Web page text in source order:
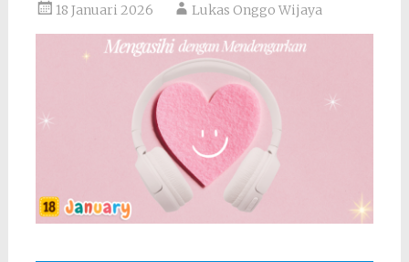
18 Januari 2026 Lukas Onggo Wijaya